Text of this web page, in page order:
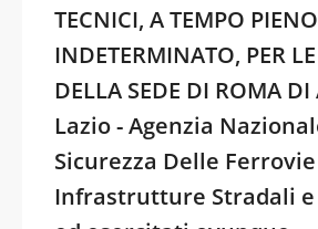
TECNICI, A TEMPO
INDETERMINATO, PER
DELLA SEDE DI ROMA DI
Lazio - Agenzia
Sicurezza Delle
Infrastrutture Stradali